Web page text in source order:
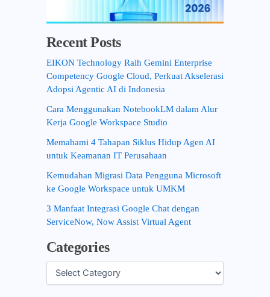
Recent Posts
EIKON Technology Raih Gemini Enterprise
Competency Google Cloud, Perkuat Akselerasi
Adopsi Agentic AI di Indonesia
Cara Menggunakan NotebookLM dalam Alur
Kerja Google Workspace Studio
Memahami 4 Tahapan Siklus Hidup Agen AI
untuk Keamanan IT Perusahaan
Kemudahan Migrasi Data Pengguna Microsoft
ke Google Workspace untuk UMKM
3 Manfaat Integrasi Google Chat dengan
ServiceNow, Now Assist Virtual Agent
Categories